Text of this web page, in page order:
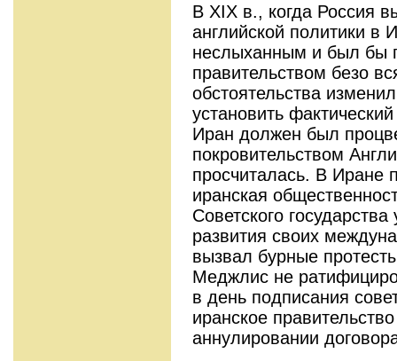
В XIX в., когда Россия
английской политики в
неслыханным и был бы
правительством безо
обстоятельства
установить
Иран должен был
покровительством
просчиталась. В Иране
иранская
Советского
развития своих
вызвал бурные
Меджлис не
в день подписания
иранское
аннулировании